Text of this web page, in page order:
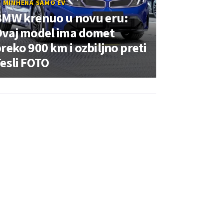
MINHENA SAMO EV
krenuo u novu eru:
model ima domet
900 km i ozbiljno preti
FOTO